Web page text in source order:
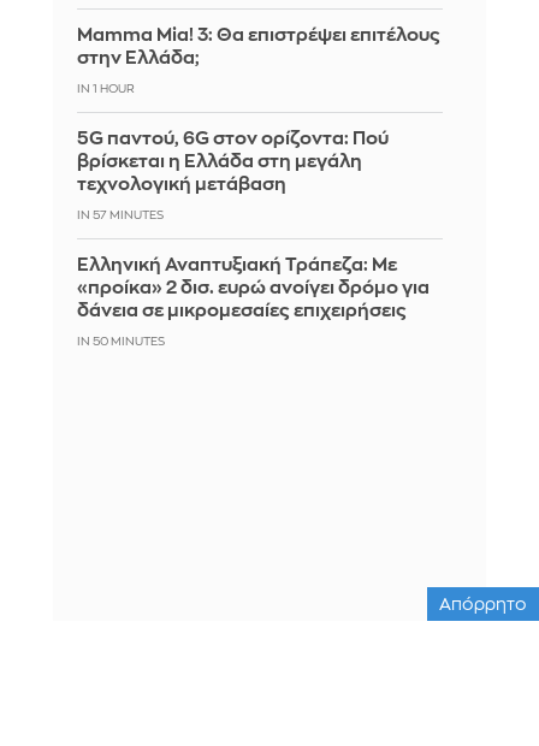
Mamma Mia! 3: Θα επιστρέψει επιτέλους
στην Ελλάδα;
IN 1 HOUR
5G παντού, 6G στον ορίζοντα: Πού
βρίσκεται η Ελλάδα στη μεγάλη
τεχνολογική μετάβαση
IN 57 MINUTES
Ελληνική Αναπτυξιακή Τράπεζα: Με
«προίκα» 2 δισ. ευρώ ανοίγει δρόμο για
δάνεια σε μικρομεσαίες επιχειρήσεις
IN 50 MINUTES
Απόρρητο